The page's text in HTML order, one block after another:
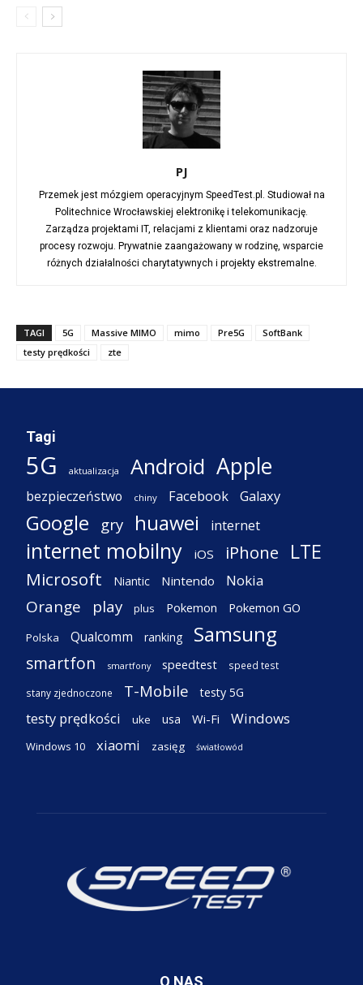
PJ
Przemek jest mózgiem operacyjnym SpeedTest.pl. Studiował na
Politechnice Wrocławskiej elektronikę i telekomunikację.
Zarządza projektami IT, relacjami z klientami oraz nadzoruje
procesy rozwoju. Prywatnie zaangażowany w rodzinę, wsparcie
różnych działalności charytatywnych i projekty ekstremalne.
TAGI 5G Massive MIMO mimo Pre5G
SoftBank
testy prędkości
zte
Tagi
5G aktualizacja Android Apple
bezpieczeństwo chiny Facebook Galaxy
Google gry huawei internet
internet mobilny iOS iPhone LTE
Microsoft Niantic Nintendo Nokia
Orange play plus Pokemon Pokemon GO
Polska Qualcomm ranking Samsung
smartfon smartfony speedtest speed test
stany zjednoczone T-Mobile testy 5G
testy prędkości uke usa Wi-Fi Windows
Windows 10 xiaomi zasięg światłowód